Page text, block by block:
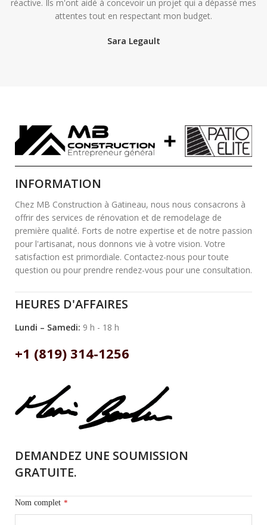
réactive. Ils m'ont aidé à concevoir un projet qui a dépassé mes
attentes tout en respectant mon budget.
Sara Legault
INFORMATION
Chez MB Construction à Gatineau, nous nous consacrons à
offrir des services de rénovation et de remodelage de
première qualité. Forts de notre expertise et de notre passion
pour l'artisanat, nous donnons vie à votre vision. Votre
satisfaction est primordiale. Contactez-nous pour toute
question ou pour prendre rendez-vous pour une consultation.
HEURES D'AFFAIRES
Lundi – Samedi: 9 h - 18 h
+1 (819) 314-1256
DEMANDEZ UNE SOUMISSION
GRATUITE.
Nom complet *